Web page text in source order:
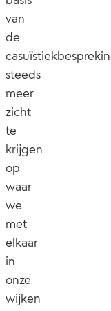
van
de
steeds
meer
zicht
te
krijgen
op
waar
we
met
elkaar
in
onze
wijken